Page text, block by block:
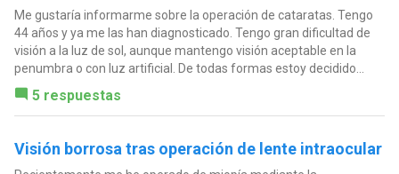
Me gustaría informarme sobre la operación de cataratas. Tengo
44 años y ya me las han diagnosticado. Tengo gran dificultad de
visión a la luz de sol, aunque mantengo visión aceptable en la
penumbra o con luz artificial. De todas formas estoy decidido...
5 respuestas
Visión borrosa tras operación de lente intraocular